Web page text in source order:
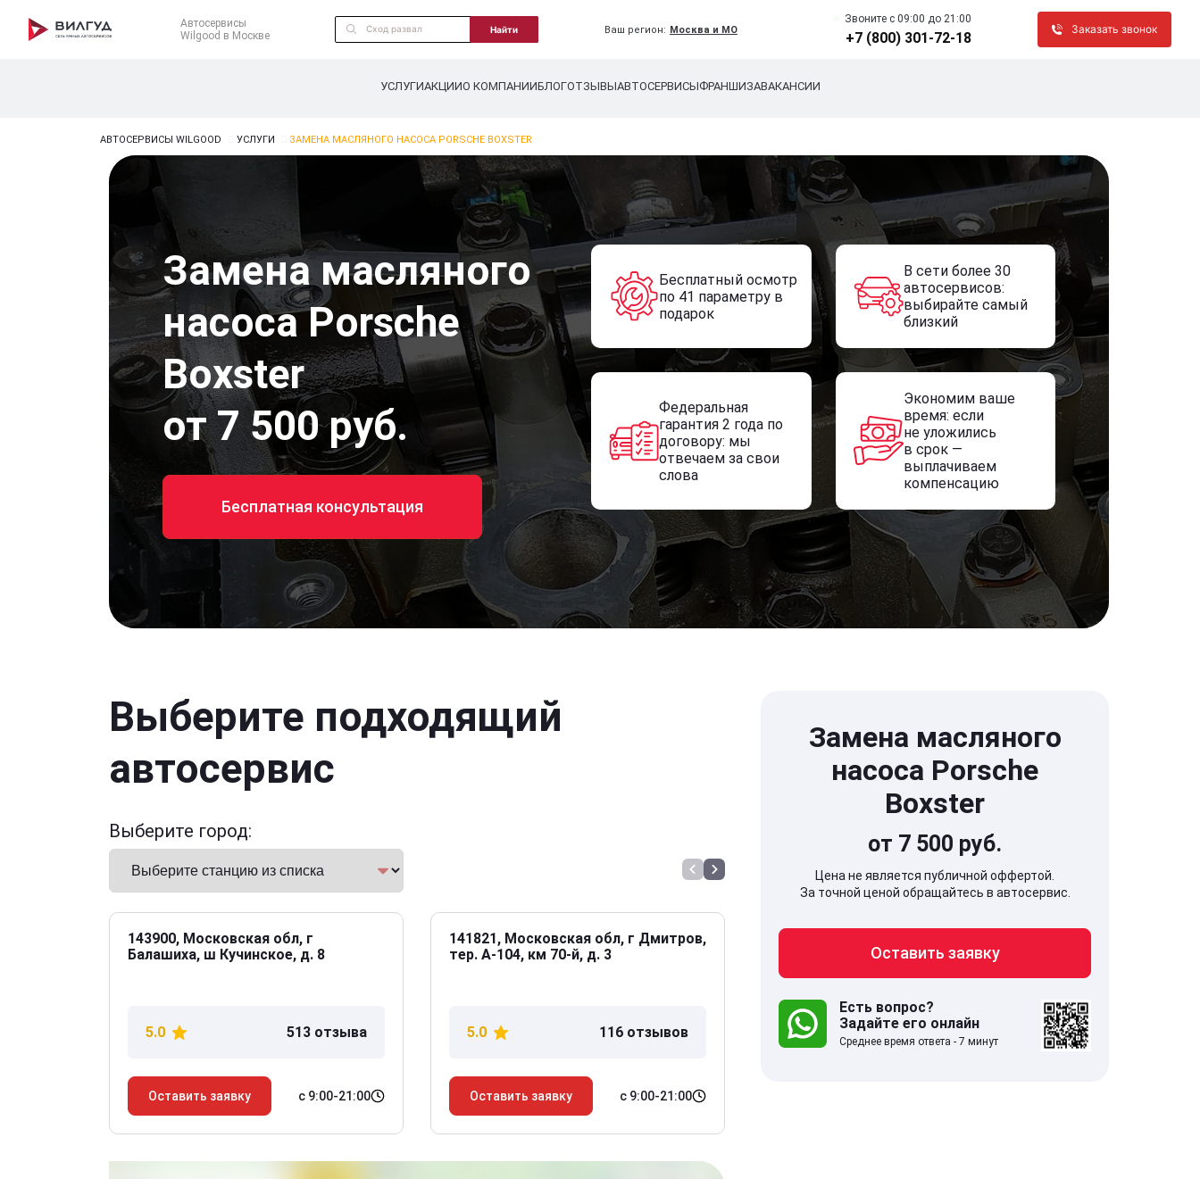
Автосервисы
Wilgood в Москве
Найти Ваш регион: Москва и МО
Звоните c 09:00 до 21:00
+7 (800) 301-72-18
Заказать звонок
УСЛУГИАКЦИИО КОМПАНИИБЛОГОТЗЫВЫАВТОСЕРВИСЫФРАНШИЗАВАКАНСИИ
АВТОСЕРВИСЫ WILGOOD УСЛУГИ ЗАМЕНА МАСЛЯНОГО НАСОСА PORSCHE BOXSTER
Замена масляного
насоса Porsche
Boxster
от 7 500 руб.
Бесплатная консультация
Бесплатный осмотр
по 41 параметру в
подарок
В сети более 30
автосервисов:
выбирайте самый
близкий
Федеральная
гарантия 2 года по
договору: мы
отвечаем за свои
слова
Экономим ваше
время: если
не уложились
в срок —
выплачиваем
компенсацию
Выберите подходящий
автосервис
Выберите город:
143900, Московская обл, г
Балашиха, ш Кучинское, д. 8
5.0 513 отзыва
Оставить заявку с 9:00-21:00
141821, Московская обл, г Дмитров,
тер. А-104, км 70-й, д. 3
5.0 116 отзывов
Оставить заявку с 9:00-21:00
141707, Московская обл,
Долгопрудный г, Береговой проезд,
дом 5
5.0 332 отзыва
Замена масляного
насоса Porsche
Boxster
от 7 500 руб.
Цена не является публичной оффертой.
За точной ценой обращайтесь в автосервис.
Оставить заявку
Есть вопрос?
Задайте его онлайн
Среднее время ответа - 7 минут